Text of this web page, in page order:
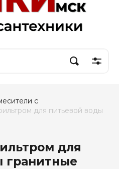
с
для питьевой воды
для
гранитные